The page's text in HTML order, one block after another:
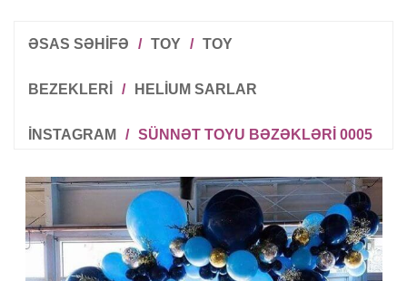
ƏSAS SƏHİFƏ / TOY / TOY
BEZEKLERI / HELIUM SARLAR
INSTAGRAM / SÜNNƏT TOYU BƏZƏKLƏRI 0005